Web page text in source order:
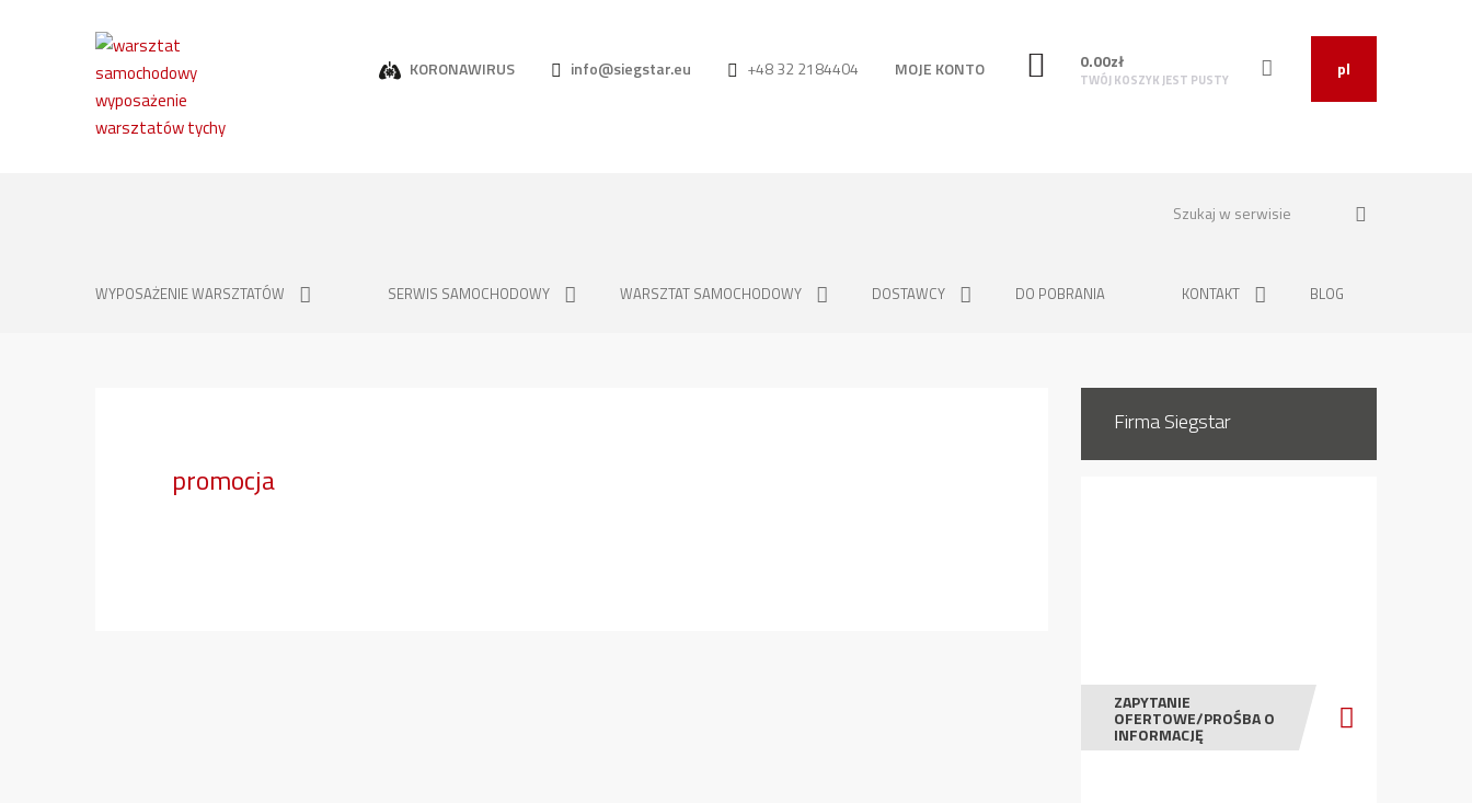
KORONAWIRUS info@siegstar.eu +48 32 2184404 MOJE KONTO pl
0.00zł
TWÓJ KOSZYK JEST PUSTY
WYPOSAŻENIE WARSZTATÓW SERWIS SAMOCHODOWY WARSZTAT SAMOCHODOWY DOSTAWCY DO POBRANIA KONTAKT BLOG
promocja
Firma Siegstar
ZAPYTANIE
OFERTOWE/PROŚBA O
INFORMACJĘ